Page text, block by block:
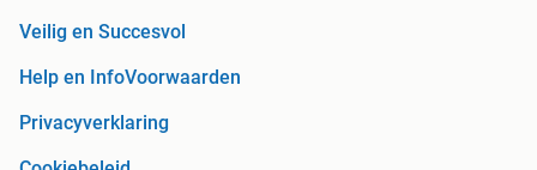
Veilig en Succesvol
Help en InfoVoorwaarden
Privacyverklaring